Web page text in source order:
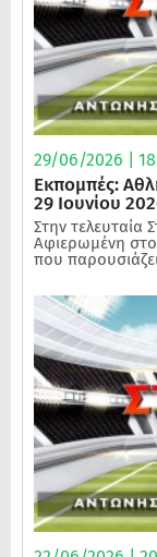
29/06/2026 |
Εκπομπές:
29 Ιουνίου
Στην τελευταία
Αφιερωμένη στο
που